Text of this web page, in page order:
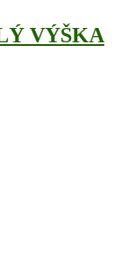
VÝŠKA